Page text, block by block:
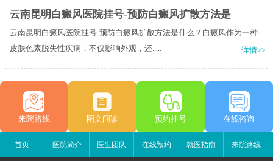
云南昆明白癜风医院挂号-预防白癜风扩散方法是
云南昆明白癜风医院挂号-预防白癜风扩散方法是什么？白癜风作为一种
皮肤色素脱失性疾病，不仅影响外观，还.....
详情>>
来院路线 图文问诊 预约挂号 在线咨询
首页 医院简介 医生团队 在线预约 就医指南 来院路线